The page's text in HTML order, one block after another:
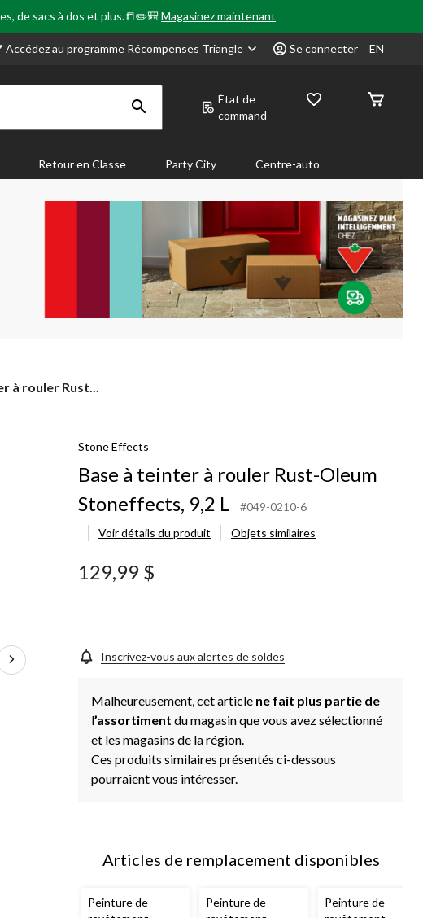
de sacs à dos et plus.📒✏️🎒Magasinez maintenant
Accédez au programme Récompenses Triangle Se connecter EN
État de
command
Retour en Classe Party City Centre-auto
à rouler Rust...
Stone Effects
Base à teinter à rouler Rust-Oleum
Stoneffects, 9,2 L
#049-0210-6
Voir détails du produit
Objets similaires
129,99 $
Inscrivez-vous aux alertes de soldes
Malheureusement, cet article ne fait plus partie de
l’assortiment du magasin que vous avez sélectionné
et les magasins de la région.
Ces produits similaires présentés ci-dessous
pourraient vous intéresser.
Articles de remplacement disponibles
Peinture de
Peinture de
Peinture de